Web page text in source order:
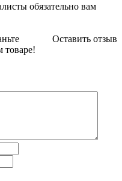
обязательно вам
Оставить отзыв
товаре!